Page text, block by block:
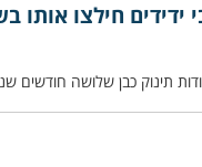
חילצו אותו